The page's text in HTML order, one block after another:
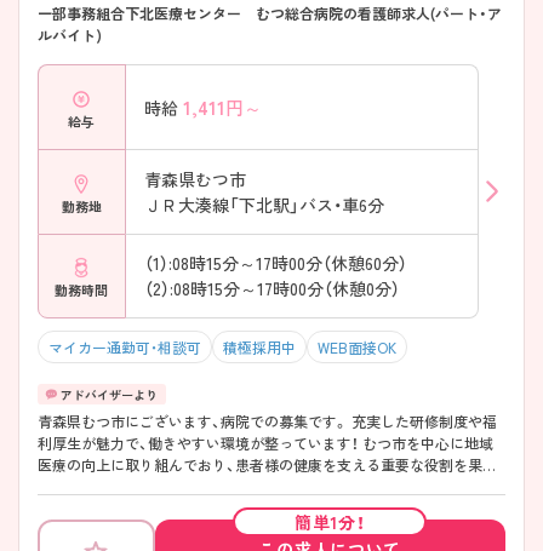
一部事務組合下北医療センター むつ総合病院の看護師求人(パート・ア
ルバイト)
給与
時給 1,411円～
勤務地
青森県むつ市
ＪＲ大湊線「下北駅」バス・車6分
勤務時間
（1）:08時15分～17時00分（休憩60分）
（2）:08時15分～17時00分（休憩0分）
マイカー通勤可・相談可 積極採用中 WEB面接OK
青森県むつ市にございます、病院での募集です。 充実した研修制度や福
利厚生が魅力で、働きやすい環境が整っています！ むつ市を中心に地域
医療の向上に取り組んでおり、患者様の健康を支える重要な役割を果た
ントもお伝えしますので是非ご応募お待ちしております♪
簡単1分！